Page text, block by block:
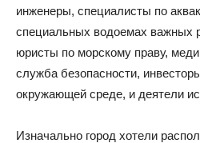
инженеры, специалисты по
специальных водоемах важных
юристы по морскому праву,
служба безопасности,
окружающей среде, и деятели
Изначально город хотели